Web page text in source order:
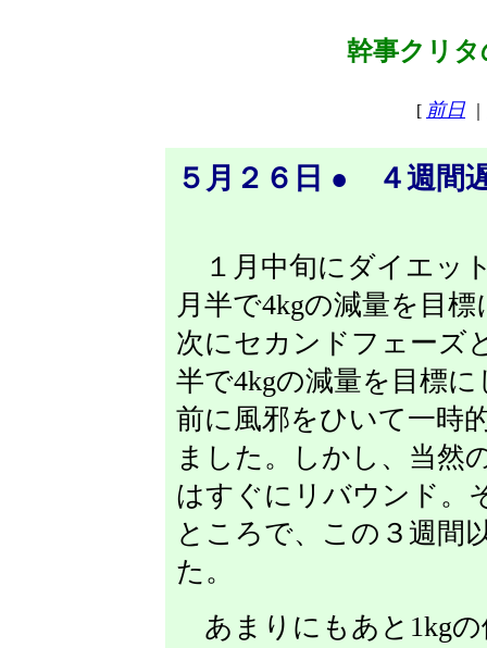
幹事クリタ
[ 前日
５月２６日 ● ４週間
１月中旬にダイエッ
月半で4kgの減量を目
次にセカンドフェーズ
半で4kgの減量を目標
前に風邪をひいて一時
ました。しかし、当然
はすぐにリバウンド。
ところで、この３週間
た。
あまりにもあと1kgの